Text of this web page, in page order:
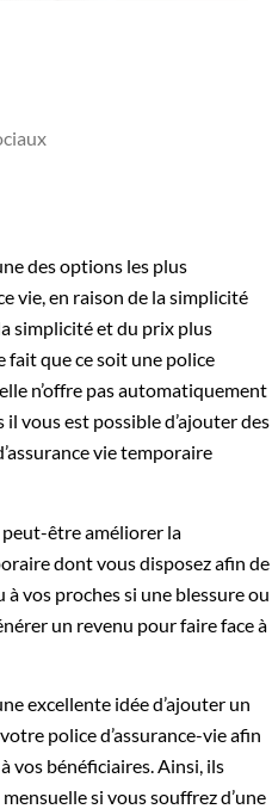
des options les plus
vie, en raison de la simplicité
simplicité et du prix plus
fait que ce soit une police
n’offre pas automatiquement
vous est possible d’ajouter des
vie temporaire
peut-être améliorer la
dont vous disposez afin de
vos proches si une blessure ou
un revenu pour faire face à
excellente idée d’ajouter un
police d’assurance-vie afin
vos bénéficiaires. Ainsi, ils
si vous souffrez d’une